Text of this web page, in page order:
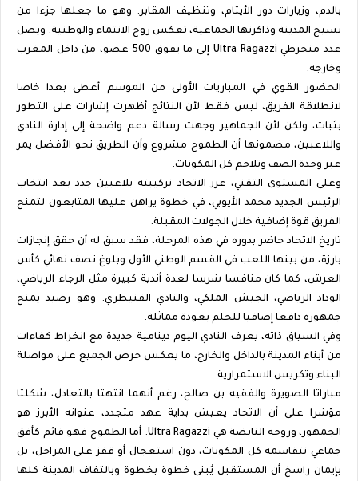
بالدم، وزيارات دور الأيتام، وتنظيف المقابر. وهو ما جعلها جزءا من
نسيج المدينة وذاكرتها الجماعية، تعكس روح الانتماء والوطنية. ويصل
عدد منخرطي Ultra Ragazzi إلى ما يفوق 500 عضو، من داخل المغرب
وخارجه.
الحضور القوي في المباريات الأولى من الموسم أعطى بعدا خاصا
لانطلاقة الفريق، ليس فقط لأن النتائج أظهرت إشارات على التطور
بثبات، ولكن لأن الجماهير وجهت رسالة دعم واضحة إلى إدارة النادي
واللاعبين، مضمونها أن الطموح مشروع وأن الطريق نحو الأفضل يمر
عبر وحدة الصف وتلاحم كل المكونات.
وعلى المستوى التقني، عزز الاتحاد تركيبته بلاعبين جدد بعد انتخاب
الرئيس الجديد محمد الأيوبي، في خطوة يراهن عليها المتابعون لتمنح
الفريق قوة إضافية خلال الجولات المقبلة.
تاريخ الاتحاد حاضر بدوره في هذه المرحلة، فقد سبق له أن حقق إنجازات
بارزة، من بينها اللعب في القسم الوطني الأول وبلوغ نصف نهائي كأس
العرش، كما كان منافسا شرسا لعدة أندية كبيرة مثل الرجاء الرياضي،
الوداد الرياضي، الجيش الملكي، والنادي القنيطري. وهو رصيد يمنح
جمهوره دافعا إضافيا للحلم بعودة مماثلة.
وفي السياق ذاته، يعرف النادي اليوم دينامية جديدة مع انخراط كفاءات
من أبناء المدينة بالداخل والخارج، ما يعكس حرص الجميع على مواصلة
البناء وتكريس الاستمرارية.
مباراتا الصويرة والفقيه بن صالح، رغم أنهما انتهتا بالتعادل، شكلتا
مؤشرا على أن الاتحاد يعيش بداية عهد متجدد، عنوانه الأبرز هو
الجمهور، وروحه النابضة هي Ultra Ragazzi. أما الطموح فهو قائم كأفق
جماعي تتقاسمه كل المكونات، دون استعجال أو قفز على المراحل، بل
بإيمان راسخ أن المستقبل يُبنى خطوة بخطوة وبالتفاف المدينة كلها